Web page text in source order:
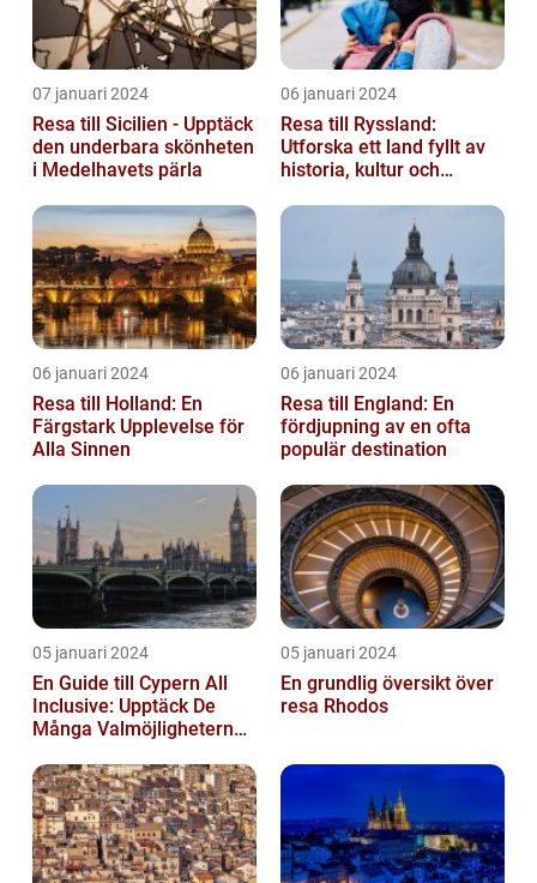
07 januari 2024
Resa till Sicilien - Upptäck
den underbara skönheten
i Medelhavets pärla
06 januari 2024
Resa till Ryssland:
Utforska ett land fyllt av
historia, kultur och
06 januari 2024
Resa till Holland: En
Färgstark Upplevelse för
Alla Sinnen
06 januari 2024
Resa till England: En
fördjupning av en ofta
populär destination
05 januari 2024
En Guide till Cypern All
Inclusive: Upptäck De
Många Valmöjligheterna
Semester...
05 januari 2024
En grundlig översikt över
resa Rhodos